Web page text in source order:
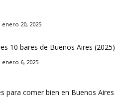
20, 2025
10 bares de Buenos Aires (2025)
6, 2025
para comer bien en Buenos Aires